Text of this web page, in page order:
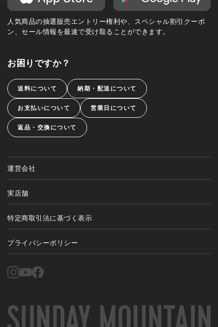
人気商品の抽選販売エントリー権利や、スペシャル割引クーポ
ン、セール情報を最速で受け取ることができます。
お困りですか？
送料について 納期・配送について
お支払いについて 営業日について
返品・交換について
運営会社
実店舗
特定商取引法に基づく表示
プライバシーポリシー